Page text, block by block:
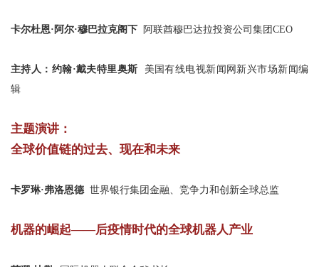
卡尔杜恩·阿尔·穆巴拉克阁下 阿联酋穆巴达拉投资公司集团CEO
主持人：约翰·戴夫特里奥斯 美国有线电视新闻网新兴市场新闻编
辑
主题演讲：
全球价值链的过去、现在和未来
卡罗琳·弗洛恩德 世界银行集团金融、竞争力和创新全球总监
机器的崛起——后疫情时代的全球机器人产业